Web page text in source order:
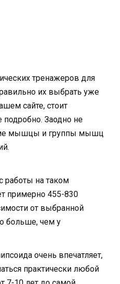
тренажеров для
их выбрать уже
сайте, стоит
подробно. Заодно не
мышцы и группы мышц
работы на таком
примерно 455-830
от выбранной
больше, чем у
очень впечатляет,
практически любой